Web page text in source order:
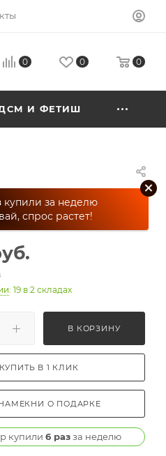
0 0 0
И ФЕТИШ
: 19 в 2 складах
В КОРЗИНУ
КУПИТЬ В 1 КЛИК
О ПОДАРКЕ
купили 6 разза неделю
купили за неделю
спрос растет!